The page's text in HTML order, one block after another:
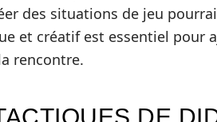
des situations de jeu
et créatif est essentiel pour
rencontre.